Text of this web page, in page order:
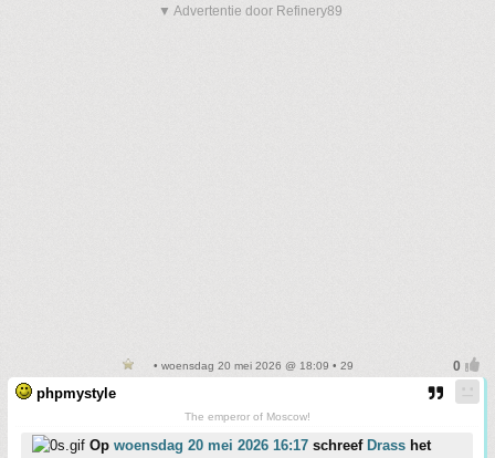
▼ Advertentie door Refinery89
• woensdag 20 mei 2026 @ 18:09 • 29
phpmystyle
The emperor of Moscow!
Op woensdag 20 mei 2026 16:17 schreef Drass het